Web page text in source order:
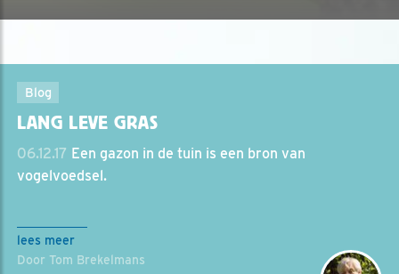
Blog
LANG LEVE GRAS
06.12.17 Een gazon in de tuin is een bron van
vogelvoedsel.
lees meer
Door Tom Brekelmans